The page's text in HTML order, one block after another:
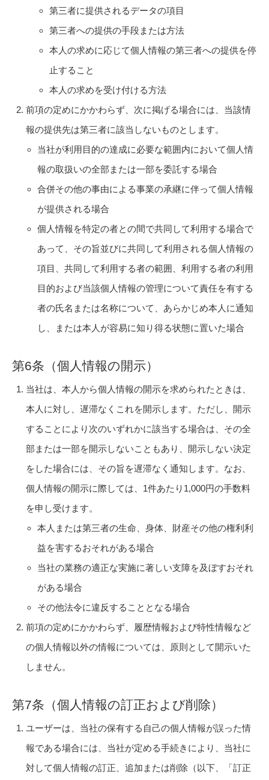
第三者に提供されるデータの項目
第三者への提供の手段または方法
本人の求めに応じて個人情報の第三者への提供を停
止すること
本人の求めを受け付ける方法
前項の定めにかかわらず、次に掲げる場合には、当該情
報の提供先は第三者に該当しないものとします。
当社が利用目的の達成に必要な範囲内において個人情
報の取扱いの全部または一部を委託する場合
合併その他の事由による事業の承継に伴って個人情報
が提供される場合
個人情報を特定の者との間で共同して利用する場合で
あって、その旨並びに共同して利用される個人情報の
項目、共同して利用する者の範囲、利用する者の利用
目的および当該個人情報の管理について責任を有する
者の氏名または名称について、あらかじめ本人に通知
し、または本人が容易に知り得る状態に置いた場合
第6条（個人情報の開示）
当社は、本人から個人情報の開示を求められたときは、
本人に対し、遅滞なくこれを開示します。ただし、開示
することにより次のいずれかに該当する場合は、その全
部または一部を開示しないこともあり、開示しない決定
をした場合には、その旨を遅滞なく通知します。なお、
個人情報の開示に際しては、1件あたり1,000円の手数料
を申し受けます。
本人または第三者の生命、身体、財産その他の権利利
益を害するおそれがある場合
当社の業務の適正な実施に著しい支障を及ぼすおそれ
がある場合
その他法令に違反することとなる場合
前項の定めにかかわらず、履歴情報および特性情報など
の個人情報以外の情報については、原則として開示いた
しません。
第7条（個人情報の訂正および削除）
ユーザーは、当社の保有する自己の個人情報が誤った情
報である場合には、当社が定める手続きにより、当社に
対して個人情報の訂正、追加または削除（以下、「訂正